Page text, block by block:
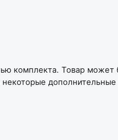
комплекта. Товар